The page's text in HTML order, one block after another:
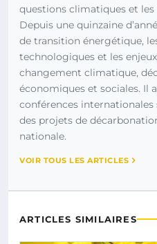
questions climatiques et les
Depuis une quinzaine
de transition énergétique,
technologiques et les
changement climatique,
économiques et sociales. Il
conférences
des projets de
nationale.
VOIR TOUS LES ARTICLES
ARTICLES SIMILAIRES